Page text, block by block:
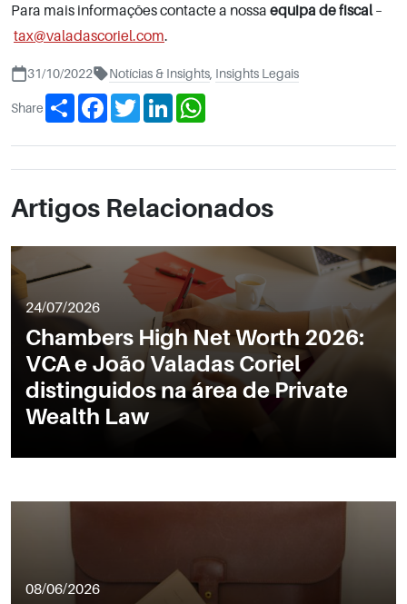
Para mais informações contacte a nossa equipa de fiscal–
tax@valadascoriel.com.
31/10/2022 Notícias & Insights Insights Legais
Share Share FacebookTwitterLinkedIn
Artigos Relacionados
24/07/2026
Chambers High Net Worth 2026:
VCA e João Valadas Coriel
distinguidos na área de Private
Wealth Law
08/06/2026